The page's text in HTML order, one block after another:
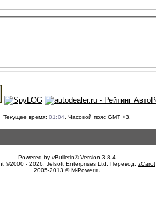
Текущее время: 01:04. Часовой пояс GMT +3.
Powered by vBulletin® Version 3.8.4
©2000 - 2026, Jelsoft Enterprises Ltd. Перевод: zCarot
2005-2013 © M-Power.ru